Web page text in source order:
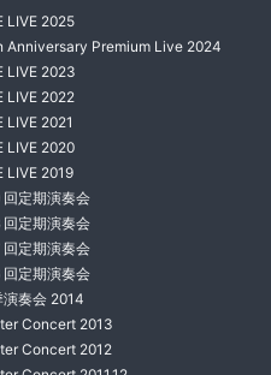
LIVE 2025
Anniversary Premium Live 2024
LIVE 2023
LIVE 2022
LIVE 2021
LIVE 2020
LIVE 2019
回定期演奏会
回定期演奏会
回定期演奏会
回定期演奏会
演奏会 2014
Concert 2013
Concert 2012